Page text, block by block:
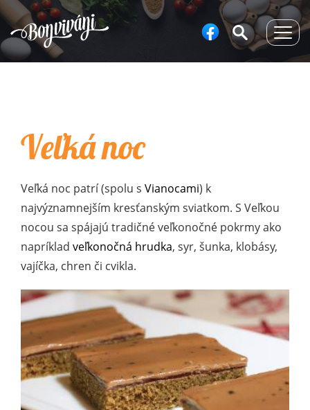
Veľká noc
Veľká noc patrí (spolu s Vianocami) k
najvýznamnejším kresťanským sviatkom. S Veľkou
nocou sa spájajú tradičné veľkonočné pokrmy ako
napríklad veľkonočná hrudka, syr, šunka, klobásy,
vajíčka, chren či cvikla.